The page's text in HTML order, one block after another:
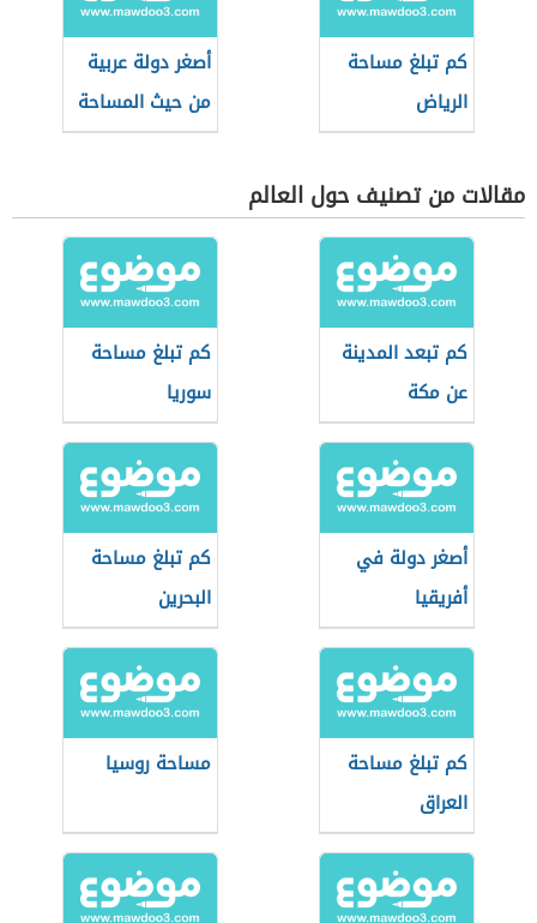
كم تبلغ مساحة
الرياض
أصغر دولة عربية
من حيث المساحة
مقالات من تصنيف حول العالم
كم تبعد المدينة
عن مكة
كم تبلغ مساحة
سوريا
أصغر دولة في
أفريقيا
كم تبلغ مساحة
البحرين
كم تبلغ مساحة
العراق
مساحة روسيا